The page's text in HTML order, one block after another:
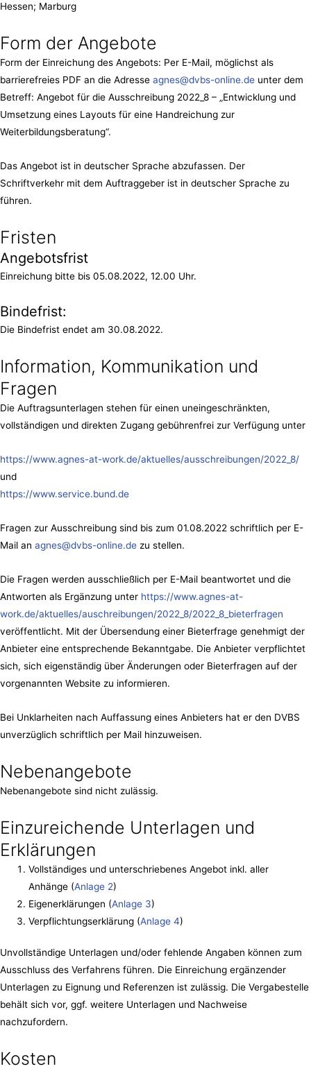
Hessen; Marburg
Form der Angebote
Form der Einreichung des Angebots: Per E-Mail, möglichst als
barrierefreies PDF an die Adresse agnes@dvbs-online.de unter dem
Betreff: Angebot für die Ausschreibung 2022_8 – „Entwicklung und
Umsetzung eines Layouts für eine Handreichung zur
Weiterbildungsberatung“.
Das Angebot ist in deutscher Sprache abzufassen. Der
Schriftverkehr mit dem Auftraggeber ist in deutscher Sprache zu
führen.
Fristen
Angebotsfrist
Einreichung bitte bis 05.08.2022, 12.00 Uhr.
Bindefrist:
Die Bindefrist endet am 30.08.2022.
Information, Kommunikation und
Fragen
Die Auftragsunterlagen stehen für einen uneingeschränkten,
vollständigen und direkten Zugang gebührenfrei zur Verfügung unter
https://www.agnes-at-work.de/aktuelles/ausschreibungen/2022_8/
und
https://www.service.bund.de
Fragen zur Ausschreibung sind bis zum 01.08.2022 schriftlich per E-
Mail an agnes@dvbs-online.de zu stellen.
Die Fragen werden ausschließlich per E-Mail beantwortet und die
Antworten als Ergänzung unter https://www.agnes-at-
work.de/aktuelles/auschreibungen/2022_8/2022_8_bieterfragen
veröffentlicht. Mit der Übersendung einer Bieterfrage genehmigt der
Anbieter eine entsprechende Bekanntgabe. Die Anbieter verpflichtet
sich, sich eigenständig über Änderungen oder Bieterfragen auf der
vorgenannten Website zu informieren.
Bei Unklarheiten nach Auffassung eines Anbieters hat er den DVBS
unverzüglich schriftlich per Mail hinzuweisen.
Nebenangebote
Nebenangebote sind nicht zulässig.
Einzureichende Unterlagen und
Erklärungen
Vollständiges und unterschriebenes Angebot inkl. aller
Anhänge (Anlage 2)
Eigenerklärungen (Anlage 3)
Verpflichtungserklärung (Anlage 4)
Unvollständige Unterlagen und/oder fehlende Angaben können zum
Ausschluss des Verfahrens führen. Die Einreichung ergänzender
Unterlagen zu Eignung und Referenzen ist zulässig. Die Vergabestelle
behält sich vor, ggf. weitere Unterlagen und Nachweise
nachzufordern.
Kosten